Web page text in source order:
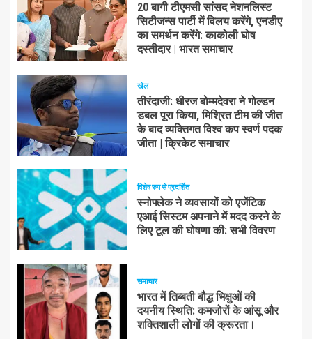
20 बागी टीएमसी सांसद नेशनलिस्ट
सिटीजन्स पार्टी में विलय करेंगे, एनडीए
का समर्थन करेंगे: काकोली घोष
दस्तीदार | भारत समाचार
खेल
तीरंदाजी: धीरज बोम्मदेवरा ने गोल्डन
डबल पूरा किया, मिश्रित टीम की जीत
के बाद व्यक्तिगत विश्व कप स्वर्ण पदक
जीता | क्रिकेट समाचार
विशेष रुप से प्रदर्शित
स्नोफ्लेक ने व्यवसायों को एजेंटिक
एआई सिस्टम अपनाने में मदद करने के
लिए टूल की घोषणा की: सभी विवरण
समाचार
भारत में तिब्बती बौद्ध भिक्षुओं की
दयनीय स्थिति: कमजोरों के आंसू और
शक्तिशाली लोगों की क्रूरता।